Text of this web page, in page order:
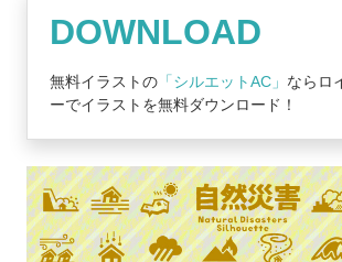
DOWNLOAD
無料イラストの 「シルエットAC」 ならロ
ーでイラストを無料ダウンロード！